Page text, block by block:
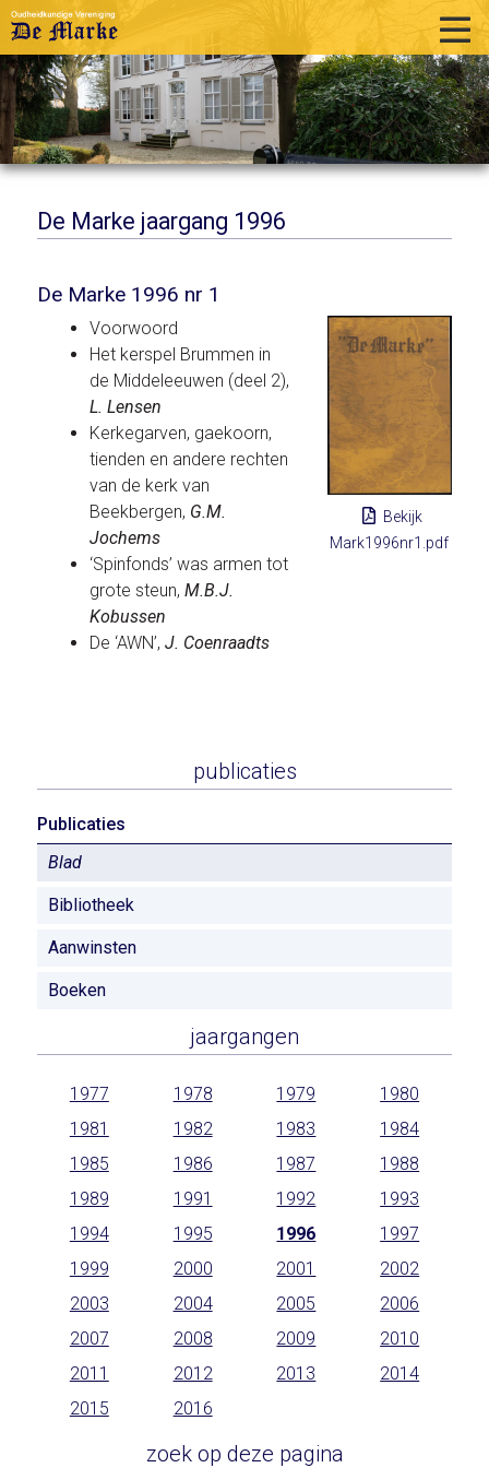
home
historie
activiteiten
contact
De Marke jaargang 1996
De Marke 1996 nr 1
Bekijk
Mark1996nr1.pdf
Voorwoord
Het kerspel Brummen in
de Middeleeuwen (deel 2),
L. Lensen
Kerkegarven, gaekoorn,
tienden en andere rechten
van de kerk van
Beekbergen, G.M.
Jochems
‘Spinfonds’ was armen tot
grote steun,M.B.J.
Kobussen
De ‘AWN’,J. Coenraadts
publicaties
Publicaties
Blad
Bibliotheek
Aanwinsten
Boeken
jaargangen
1977 1978 1979
1980
1981
1982 1983
1984
1985
1986 1987
1988
1989
1991 1992
1993
1994
1995 1996
1997
1999
2000 2001
2002
2003
2004 2005
2006
2007
2008 2009
2010
2011
2012 2013
2014
2015
2016
zoek op deze pagina